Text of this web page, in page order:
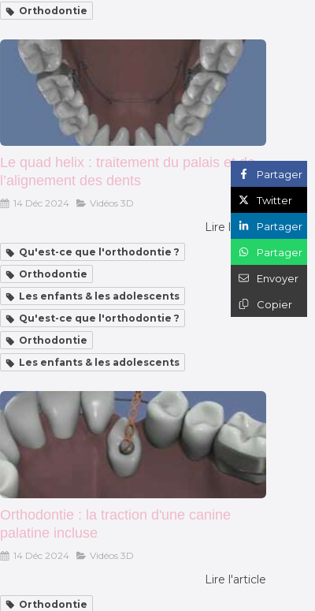
Partager
Twitter
Partager
Partager
Envoyer
Copier
Orthodontie
Le quad helix : traitement du palais et de
l’alignement des dents
14 Déc 2024 Vidéos 3D
Lire l'article
Qu'est-ce que l'orthodontie ?
Orthodontie
Les enfants & les adolescents
Qu'est-ce que l'orthodontie ?
Orthodontie
Les enfants & les adolescents
Orthodontie : la traction d'une canine
palatine incluse
14 Déc 2024 Vidéos 3D
Lire l'article
Orthodontie